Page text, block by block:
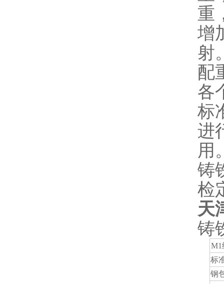
重
增
射
配
各
标
进
用
铸
检
天
铸
M1
标
钢